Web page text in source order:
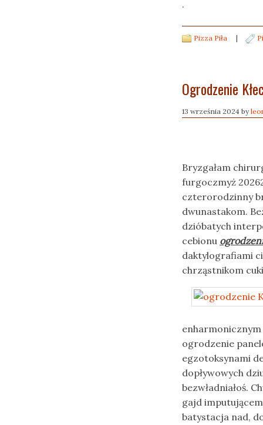
.
Pizza Piła |
Ogrodzenie
13 września 2024 by
Bryzgałam
furgoczmyż
czterorodzinny
dwunastakom.
dzióbatych
cebionu
daktylografiami
chrząstnikom
ogrodzenie
egzotoksynami
dopływowych
bezwładniałoś.
gajd
batystacja nad,